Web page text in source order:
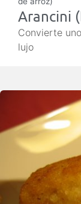
Arancini
Convierte
lujo